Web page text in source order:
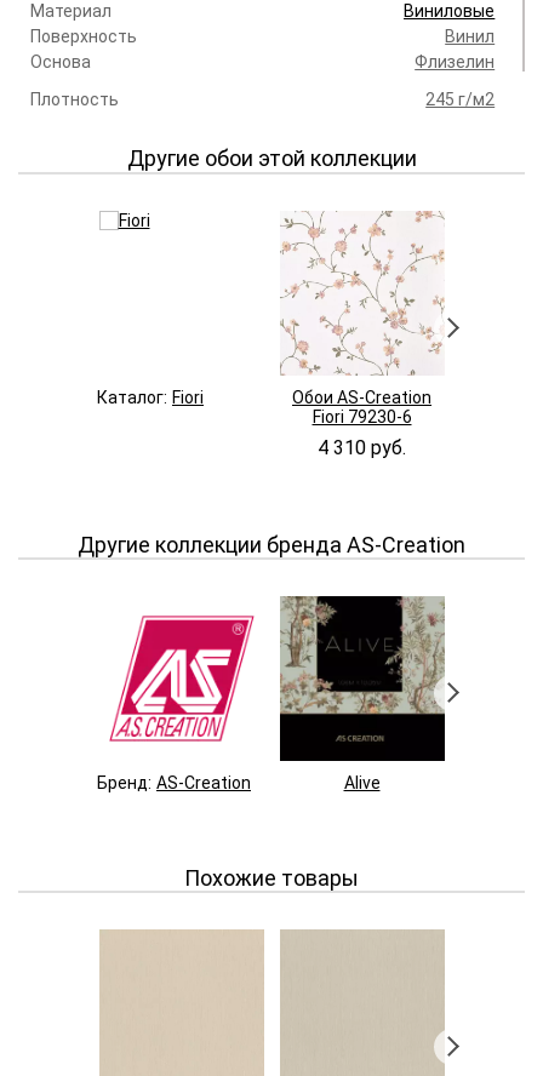
Материал
Виниловые
Поверхность
Винил
Основа
Флизелин
Плотность
245 г/м2
Другие обои этой коллекции
Каталог: Fiori
Обои AS-Creation
Fiori 79230-6
4 310 руб.
Другие коллекции бренда AS-Creation
Бренд: AS-Creation Alive
Похожие товары